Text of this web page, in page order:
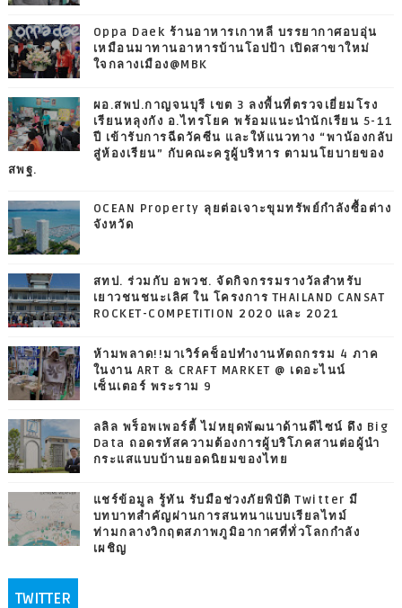
Oppa Daek ร้านอาหารเกาหลี บรรยากาศอบอุ่น
เหมือนมาทานอาหารบ้านโอปป้า เปิดสาขาใหม่
ใจกลางเมือง@MBK
ผอ.สพป.กาญจนบุรี เขต 3 ลงพื้นที่ตรวจเยี่ยมโรง
เรียนหลุงกัง อ.ไทรโยค พร้อมแนะนำนักเรียน 5-11
ปี เข้ารับการฉีดวัคซีน และให้แนวทาง “พาน้องกลับ
สู่ห้องเรียน” กับคณะครูผู้บริหาร ตามนโยบายของ
สพฐ.
OCEAN Property ลุยต่อเจาะขุมทรัพย์กำลังซื้อต่าง
จังหวัด
สทป. ร่วมกับ อพวช. จัดกิจกรรมรางวัลสำหรับ
เยาวชนชนะเลิศ ใน โครงการ THAILAND CANSAT
ROCKET-COMPETITION 2020 และ 2021
ห้ามพลาด!!มาเวิร์คช็อปทำงานหัตถกรรม 4 ภาค
ในงาน ART & CRAFT MARKET @ เดอะไนน์
เซ็นเตอร์ พระราม 9
ลลิล พร็อพเพอร์ตี้ ไม่หยุดพัฒนาด้านดีไซน์ ดึง Big
Data ถอดรหัสความต้องการผู้บริโภคสานต่อผู้นำ
กระแสแบบบ้านยอดนิยมของไทย
แชร์ข้อมูล รู้ทัน รับมือช่วงภัยพิบัติ Twitter มี
บทบาทสำคัญผ่านการสนทนาแบบเรียลไทม์
ท่ามกลางวิกฤตสภาพภูมิอากาศที่ทั่วโลกกำลัง
เผชิญ
TWITTER